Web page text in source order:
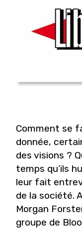
Comment se
donnée,
des visions ?
temps qu’ils
leur fait
de la société.
Morgan
groupe de